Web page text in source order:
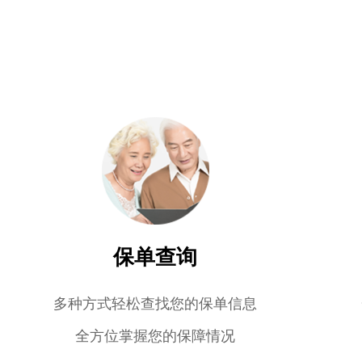
保单查询
多种方式轻松查找您的保单信息
全方位掌握您的保障情况